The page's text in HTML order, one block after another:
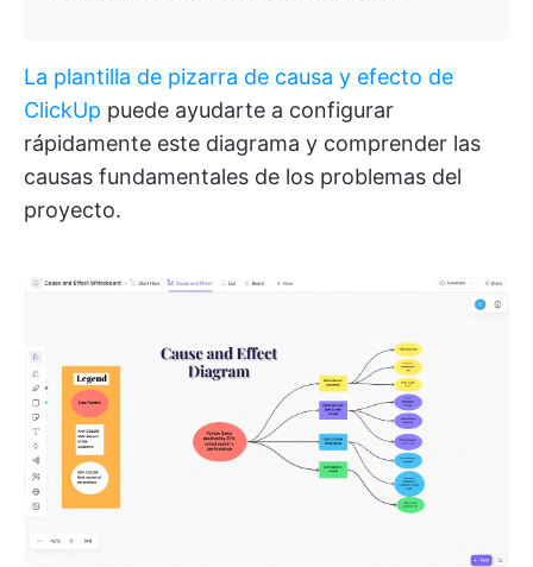
La plantilla de pizarra de causa y efecto de
ClickUp puede ayudarte a configurar
rápidamente este diagrama y comprender las
causas fundamentales de los problemas del
proyecto.